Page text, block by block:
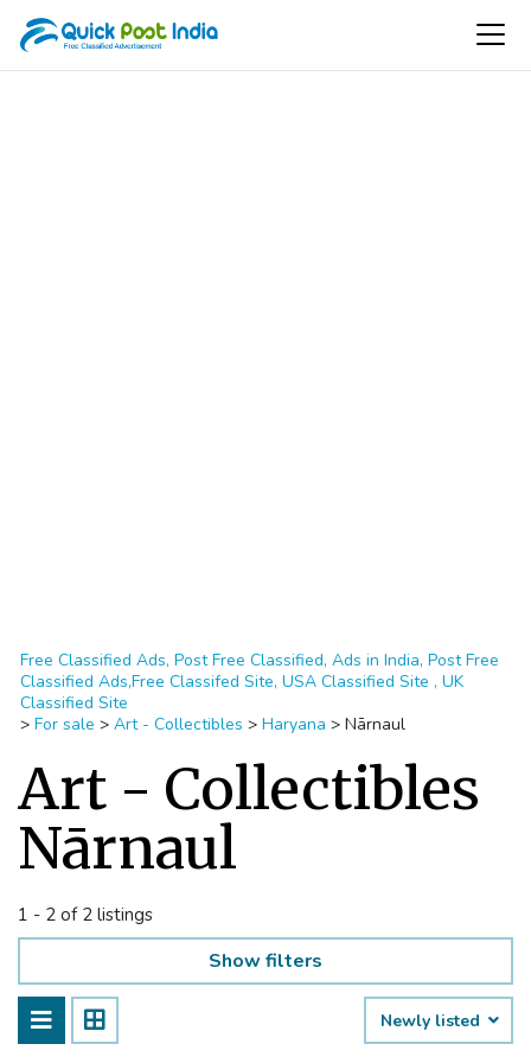
Free Classified Ads, Post Free Classified, Ads in India, Post Free
Classified Ads,Free Classifed Site, USA Classified Site , UK
Classified Site
> For sale > Art - Collectibles > Haryana > Nārnaul
Art - Collectibles
Nārnaul
1 - 2 of 2 listings
Show filters
Newly listed